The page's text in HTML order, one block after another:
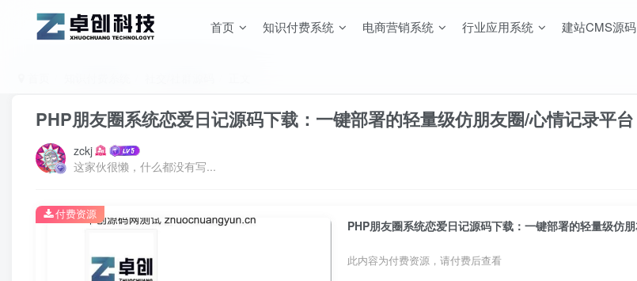
首页 知识付费系统 电商营销系统 行业应用系统 建站CMS源码
PHP朋友圈系统恋爱日记源码下载：一键部署的轻量级仿朋友圈/心情记录平台
zckj
这家伙很懒，什么都没有写...
此内容为付费资源，请付费后查看
付费资源